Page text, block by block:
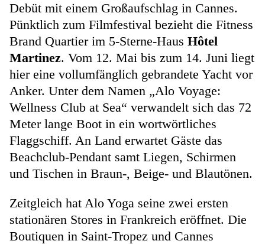
Debüt mit einem Großaufschlag in Cannes.
Pünktlich zum Filmfestival bezieht die Fitness
Brand Quartier im 5-Sterne-Haus Hôtel
Martinez. Vom 12. Mai bis zum 14. Juni liegt
hier eine vollumfänglich gebrandete Yacht vor
Anker. Unter dem Namen „Alo Voyage:
Wellness Club at Sea“ verwandelt sich das 72
Meter lange Boot in ein wortwörtliches
Flaggschiff. An Land erwartet Gäste das
Beachclub-Pendant samt Liegen, Schirmen
und Tischen in Braun-, Beige- und Blautönen.
Zeitgleich hat Alo Yoga seine zwei ersten
stationären Stores in Frankreich eröffnet. Die
Boutiquen in Saint-Tropez und Cannes